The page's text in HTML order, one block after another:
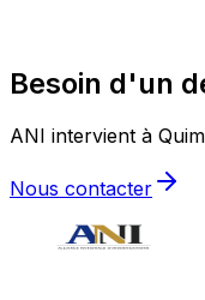
Besoin d'un
ANI intervient à
Nous contacter